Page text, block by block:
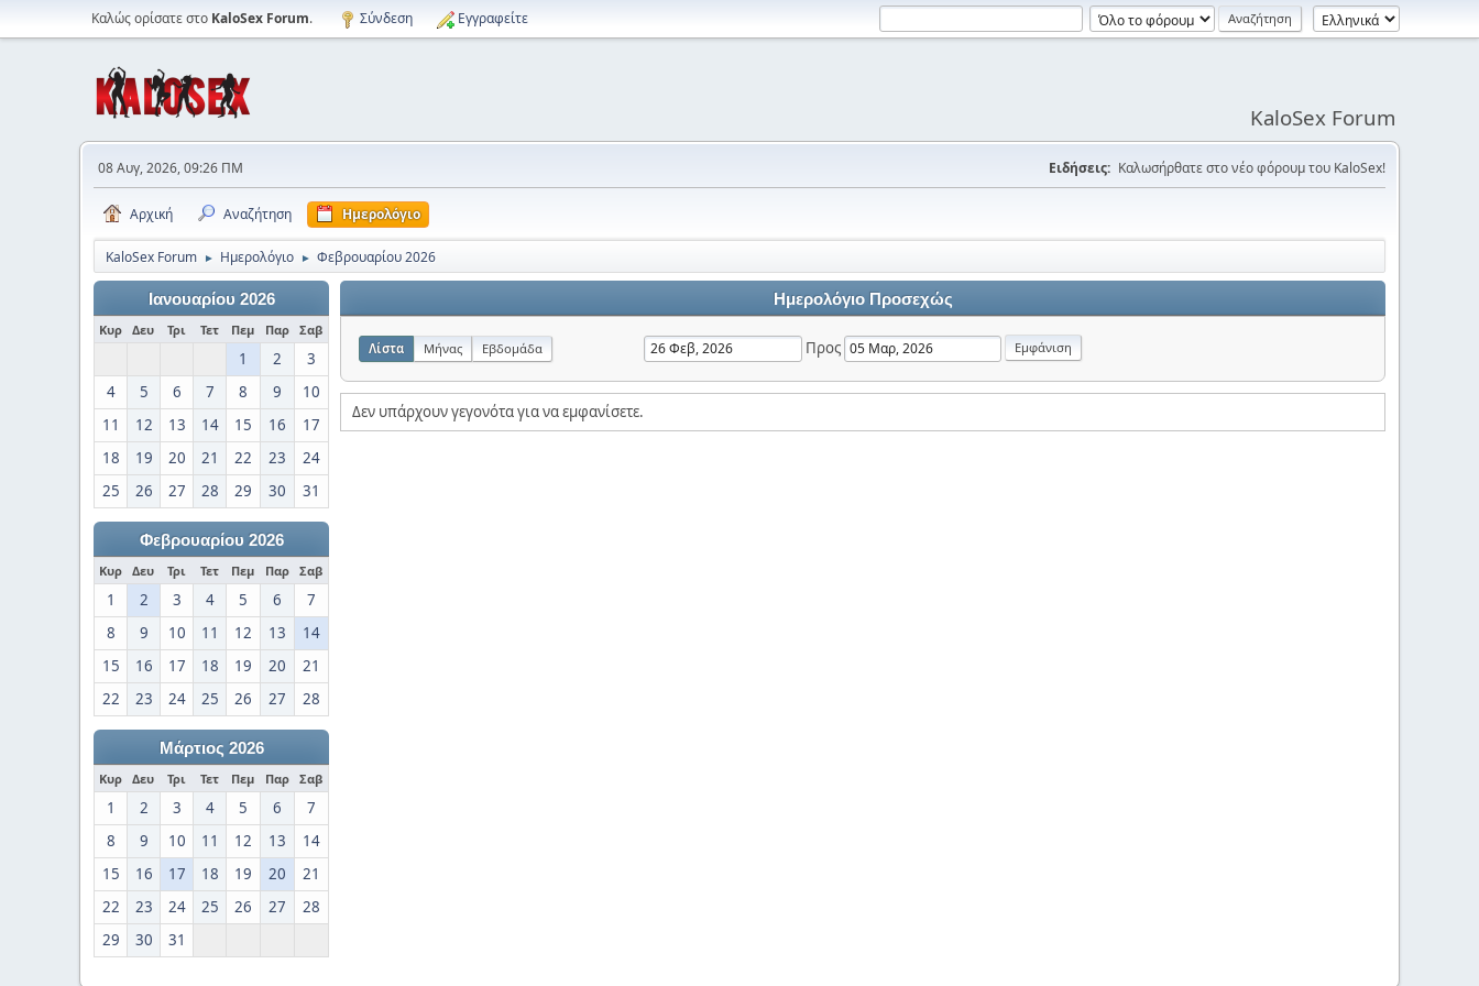
Καλώς ορίσατε στο KaloSex Forum. Σύνδεση Εγγραφείτε
KaloSex Forum
08 Αυγ, 2026, 09:26 ΠΜ Ειδήσεις: Καλωσήρθατε στο νέο φόρουμ του KaloSex!
Αρχική Αναζήτηση Ημερολόγιο
KaloSex Forum ► Ημερολόγιο ► Φεβρουαρίου 2026
Ιανουαρίου 2026
Κυρ Δευ Τρι Τετ Πεμ Παρ Σαβ
1 2
3
4
5 6 7 8 9
10
11
12 13 14 15 16
17
18
19 20 21 22 23
24
25
26 27 28 29 30 31
Φεβρουαρίου 2026
Κυρ Δευ Τρι Τετ Πεμ Παρ Σαβ
1 2 3 4 5 6
7
8
9 10 11 12 13
14
15
16 17 18 19 20
21
22
23 24 25 26 27 28
Μάρτιος 2026
Κυρ Δευ Τρι Τετ Πεμ Παρ Σαβ
1 2 3 4 5 6
7
8
9 10 11 12 13
14
15
16 17 18 19 20
21
22
23 24 25 26 27
28
29
30 31
Ημερολόγιο Προσεχώς
Λίστα Μήνας Εβδομάδα Προς
Δεν υπάρχουν γεγονότα για να εμφανίσετε.